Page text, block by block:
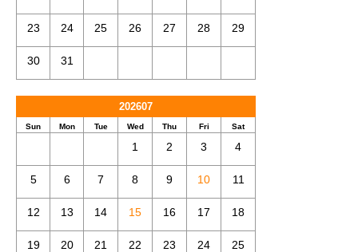
23 24 25 26 27 28 29
30 31
202607
Sun Mon Tue Wed Thu Fri Sat
1 2 3 4
5 6 7 8 9 10 11
12 13 14 15 16 17 18
19 20 21 22 23 24 25